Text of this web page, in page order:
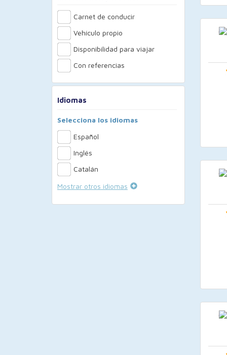
Carnet de conducir
Vehículo propio
Disponibilidad para viajar
Con referencias
Idiomas
Selecciona los idiomas
Español
Inglés
Catalán
Mostrar otros idiomas